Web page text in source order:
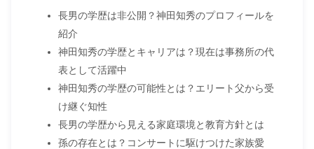
長男の学歴は非公開？神田知秀のプロフィールを
紹介
神田知秀の学歴とキャリアは？現在は事務所の代
表として活躍中
神田知秀の学歴の可能性とは？エリート父から受
け継ぐ知性
長男の学歴から見える家庭環境と教育方針とは
孫の存在とは？コンサートに駆けつけた家族愛